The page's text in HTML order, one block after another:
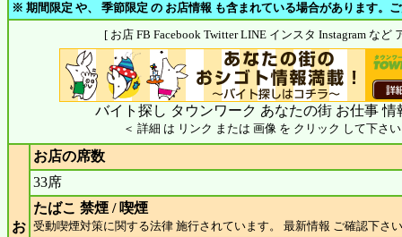
※ 期間限定 や、 季節限定 の お店情報 も含まれている場合があります。
[ お店 FB Facebook Twitter LINE インスタ Instagram など
バイト探し タウンワーク あなたの街 お仕事 情
＜ 詳細 は リンク または 画像 を クリック して下さ
お
お店の席数
33席
たばこ 禁煙 / 喫煙
受動喫煙対策に関する法律 施行されています。 最新情報 ご確認下さ